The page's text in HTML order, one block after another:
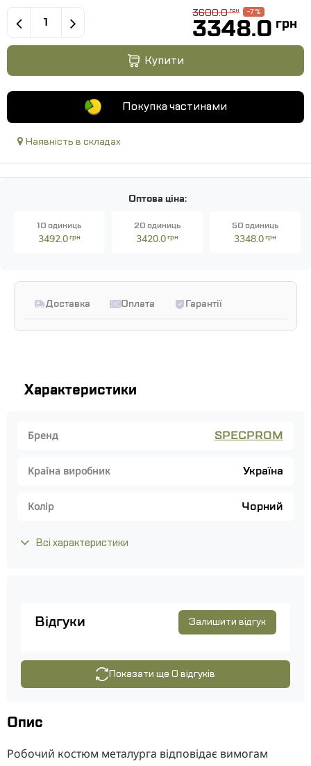
3600.0 грн -7 %
3348.0 грн
Купити
Покупка частинами
Наявність в складах
Оптова ціна:
10 одиниць
3492.0грн
20 одиниць
3420.0грн
50 одиниць
3348.0грн
Доставка Оплата Гарантії
Характеристики
Бренд SPECPROM
Країна виробник Україна
Колір Чорний
Всі характеристики
Відгуки Залишити відгук
Показати ще 0 відгуків
Опис
Робочий костюм металурга відповідає вимогам